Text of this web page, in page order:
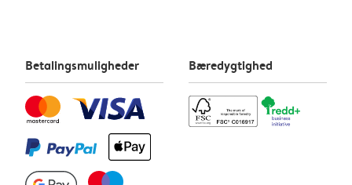
Betalingsmuligheder Bæredygtighed